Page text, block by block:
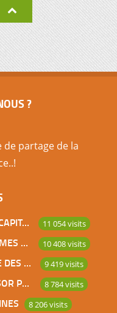
?
de partage de la
DABOU, VILLE DES LAGUNES, CAPITALE DES ADJOUKROU 11 054 visits
BOUNA, PREMIER DES ROYAUMES DE CÔTE D’IVOIRE 10 408 visits
SAKASSOU, CAPITALE ROYALE DES BAOULES 9 419 visits
LES CONTES AFRICAINS, TRESOR POUR L’HUMANITE 8 784 visits
8 206 visits